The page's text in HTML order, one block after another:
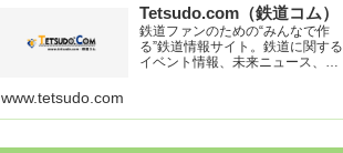
Tetsudo.com（鉄道コム）
鉄道ファンのための“みんなで作
る”鉄道情報サイト。鉄道に関する
イベント情報、未来ニュース、車
ク集や、参加型ゲーム「駅つなゲ
www.tetsudo.com